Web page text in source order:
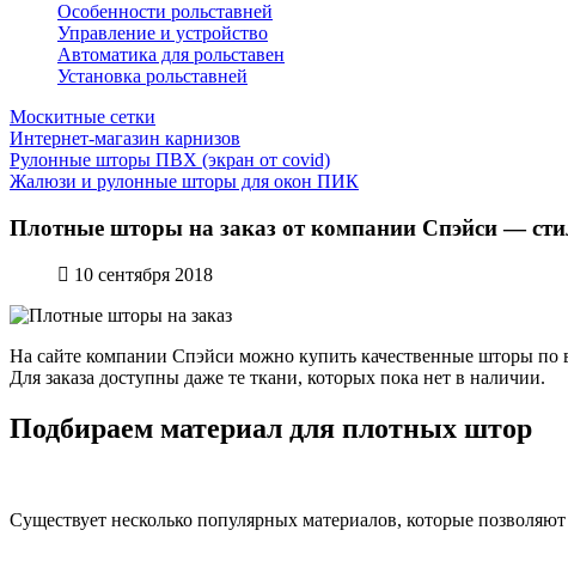
Особенности рольставней
Управление и устройство
Автоматика для рольставен
Установка рольставней
Москитные сетки
Интернет-магазин карнизов
Рулонные шторы ПВХ (экран от covid)
Жалюзи и рулонные шторы для окон ПИК
Плотные шторы на заказ от компании Спэйси —
10 сентября 2018
На сайте компании Спэйси можно купить качественные шторы по
Для заказа доступны даже те ткани, которых пока нет в наличии.
Подбираем материал для плотных штор
Существует несколько популярных материалов, которые